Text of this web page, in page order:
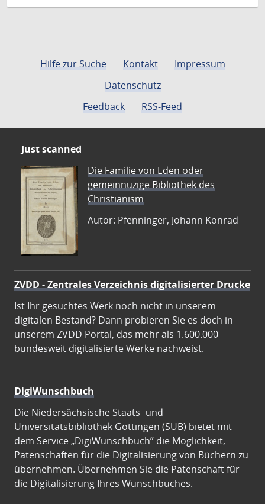
Hilfe zur Suche Kontakt
Impressum
Datenschutz
Feedback
RSS-Feed
Just scanned
Die Familie von Eden oder
gemeinnüzige Bibliothek des
Christianism
Autor: Pfenninger, Johann Konrad
ZVDD - Zentrales Verzeichnis digitalisierter Drucke
Ist Ihr gesuchtes Werk noch nicht in unserem
digitalen Bestand? Dann probieren Sie es doch in
unserem ZVDD Portal, das mehr als 1.600.000
bundesweit digitalisierte Werke nachweist.
DigiWunschbuch
Die Niedersächsische Staats- und
Universitätsbibliothek Göttingen (SUB) bietet mit
dem Service „DigiWunschbuch” die Möglichkeit,
Patenschaften für die Digitalisierung von Büchern zu
übernehmen. Übernehmen Sie die Patenschaft für
die Digitalisierung Ihres Wunschbuches.